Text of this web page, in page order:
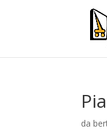
da